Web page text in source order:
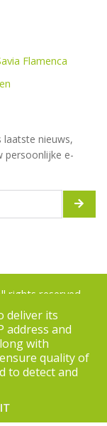
Flamenca
laatste nieuws,
persoonlijke e-
rights reserved.
WebDesign
deliver its
address and
with
quality of
to detect and